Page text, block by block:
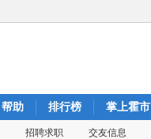
帮助 排行榜 掌上霍市
招聘求职 交友信息